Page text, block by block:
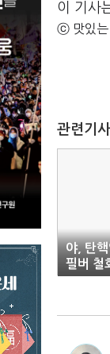
이 기사
ⓒ 맛있는
관련기사
야, 탄
필버 철
탄'